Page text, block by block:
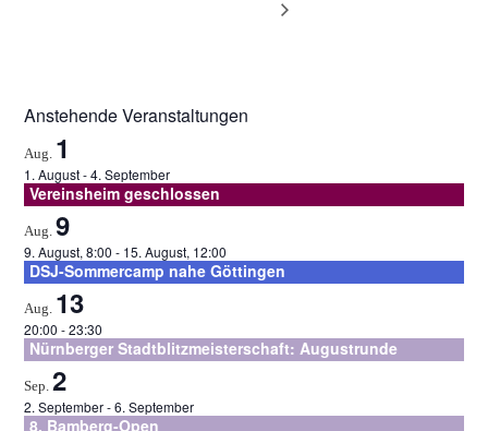
Anstehende Veranstaltungen
Aug. 1
1. August-4. September
Vereinsheim geschlossen
Aug. 9
9. August, 8:00 - 15. August, 12:00
DSJ-Sommercamp nahe Göttingen
Aug. 13
20:00 -23:30
Nürnberger Stadtblitzmeisterschaft: Augustrunde
Sep.2
2. September-6. September
8. Bamberg-Open